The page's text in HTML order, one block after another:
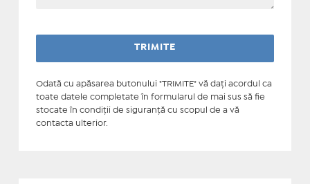
Odată cu apăsarea butonului "TRIMITE" vă daţi acordul ca
toate datele completate în formularul de mai sus să fie
stocate în condiţii de siguranţă cu scopul de a vă
contacta ulterior.